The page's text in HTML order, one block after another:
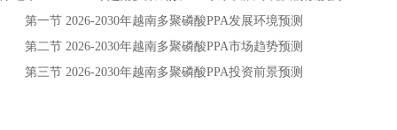
第一节 2026-2030年越南多聚磷酸PPA发展环境预测
第二节 2026-2030年越南多聚磷酸PPA市场趋势预测
第三节 2026-2030年越南多聚磷酸PPA投资前景预测